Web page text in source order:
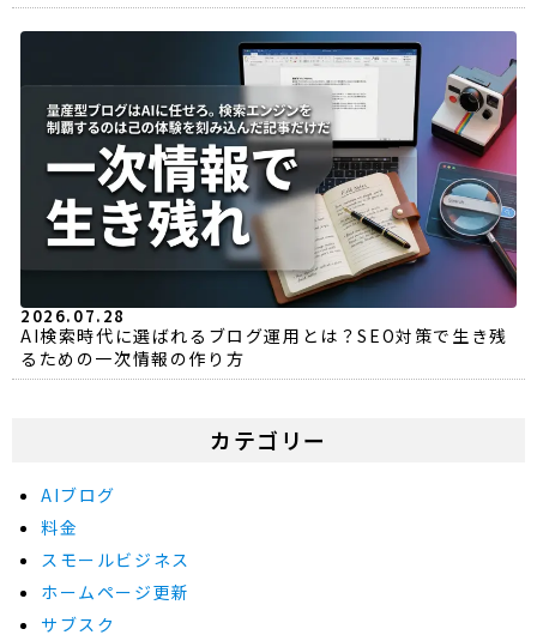
2026.07.28
AI検索時代に選ばれるブログ運用とは？SEO対策で生き残
るための一次情報の作り方
カテゴリー
AIブログ
料金
スモールビジネス
ホームページ更新
サブスク